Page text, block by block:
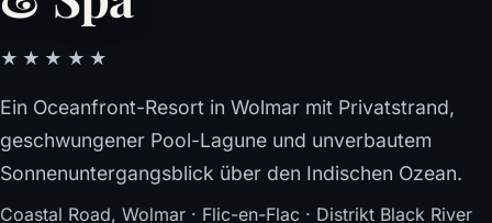
★★★★★
Ein Oceanfront-Resort in Wolmar mit Privatstrand,
geschwungener Pool-Lagune und unverbautem
Sonnenuntergangsblick über den Indischen Ozean.
Coastal Road, Wolmar · Flic-en-Flac · Distrikt Black River